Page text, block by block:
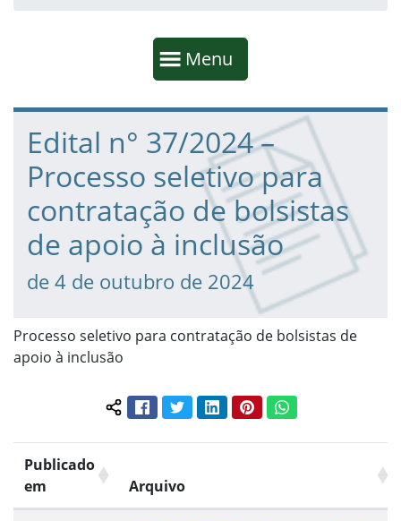
Mostrar
Menu
Fim da navegação
Início do conteúdo
Edital n° 37/2024 –
Processo seletivo para
contratação de bolsistas
de apoio à inclusão
de 4 de outubro de 2024
Processo seletivo para contratação de bolsistas de
apoio à inclusão
Compartilhar conteúdo:
FacebookTwitterLinkedInPinterestWhatsApp
Publicado
em
Arquivo